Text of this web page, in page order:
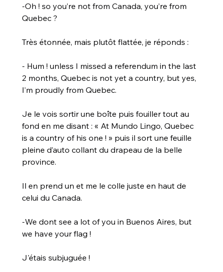
-Oh ! so you’re not from Canada, you’re from
Quebec ?
Très étonnée, mais plutôt flattée, je réponds :
- Hum ! unless I missed a referendum in the last
2 months, Quebec is not yet a country, but yes,
I’m proudly from Quebec.
Je le vois sortir une boîte puis fouiller tout au
fond en me disant : « At Mundo Lingo, Quebec
is a country of his one ! » puis il sort une feuille
pleine d’auto collant du drapeau de la belle
province.
Il en prend un et me le colle juste en haut de
celui du Canada.
-We dont see a lot of you in Buenos Aires, but
we have your flag !
J'étais subjuguée !